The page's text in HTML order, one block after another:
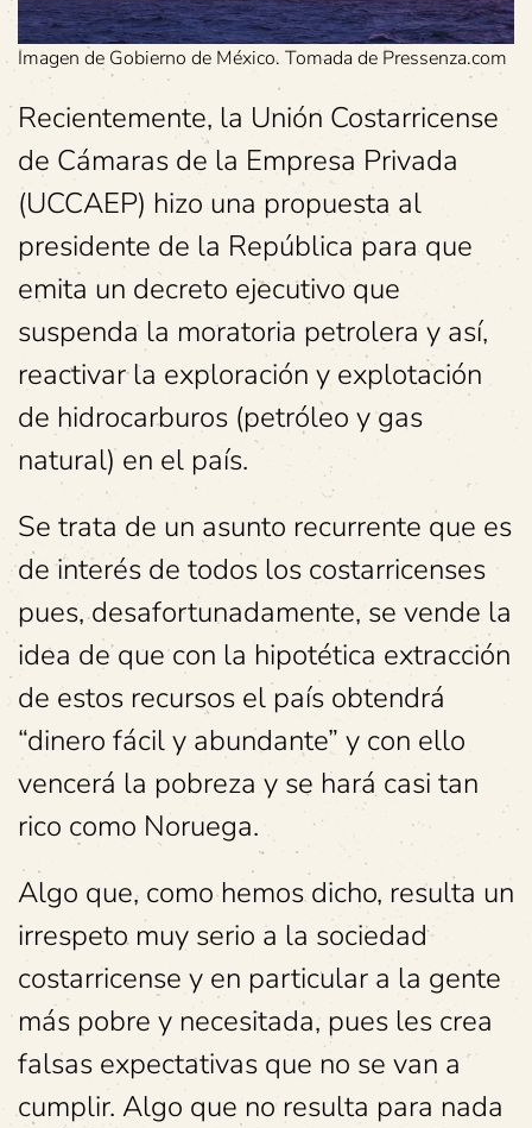
Imagen de Gobierno de México. Tomada de Pressenza.com
Recientemente, la Unión Costarricense
de Cámaras de la Empresa Privada
(UCCAEP) hizo una propuesta al
presidente de la República para que
emita un decreto ejecutivo que
suspenda la moratoria petrolera y así,
reactivar la exploración y explotación
de hidrocarburos (petróleo y gas
natural) en el país.
Se trata de un asunto recurrente que es
de interés de todos los costarricenses
pues, desafortunadamente, se vende la
idea de que con la hipotética extracción
de estos recursos el país obtendrá
“dinero fácil y abundante” y con ello
vencerá la pobreza y se hará casi tan
rico como Noruega.
Algo que, como hemos dicho, resulta un
irrespeto muy serio a la sociedad
costarricense y en particular a la gente
más pobre y necesitada, pues les crea
falsas expectativas que no se van a
cumplir. Algo que no resulta para nada